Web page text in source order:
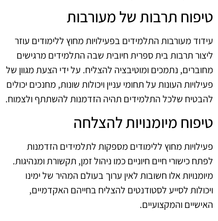
טיפוח תרבות של מעורבות
עידוד מעורבות התלמידים בפעילויות מחוץ ללימודים עוזר
ליצור תרבות בית ספרית חיובית שבה התלמידים מרגישים
מחוברים, נתמכים ומוטיבציה להצליח. על ידי הצעת מגוון של
פעילויות העונות על תחומי עניין ויכולות שונות, מחנכים יכולים
להבטיח שלכל התלמידים תהיה הזדמנות להשתתף ולצמוח.
טיפוח מיומנויות להצלחה
פעילויות מחוץ ללימודים מספקות לתלמידים הזדמנות
לפתח כישורי חיים חיוניים כמו ניהול זמן, תקשורת ומנהיגות.
מיומנויות אלו חשובות לאין ערוך בעולם המהיר של ימינו
ויכולות לסייע לסטודנטים להצליח בחייהם האקדמיים,
האישיים והמקצועיים.